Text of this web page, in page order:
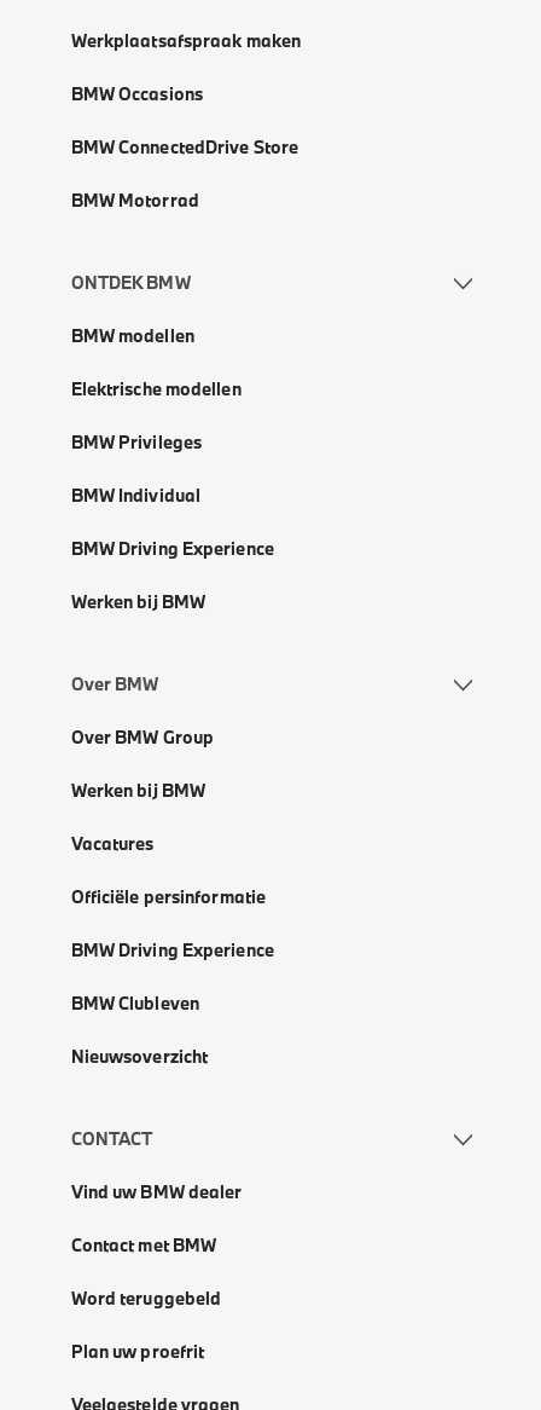
Werkplaatsafspraak maken
BMW Occasions
BMW ConnectedDrive Store
BMW Motorrad
ONTDEK BMW
BMW modellen
Elektrische modellen
BMW Privileges
BMW Individual
BMW Driving Experience
Werken bij BMW
Over BMW
Over BMW Group
Werken bij BMW
Vacatures
Officiële persinformatie
BMW Driving Experience
BMW Clubleven
Nieuwsoverzicht
CONTACT
Vind uw BMW dealer
Contact met BMW
Word teruggebeld
Plan uw proefrit
Veelgestelde vragen